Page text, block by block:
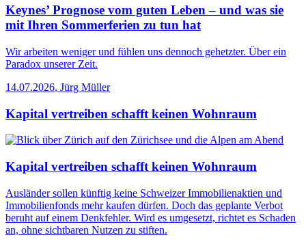
Keynes’ Prognose vom guten Leben – und was sie
mit Ihren Sommerferien zu tun hat
Wir arbeiten weniger und fühlen uns dennoch gehetzter. Über ein
Paradox unserer Zeit.
14.07.2026, Jürg Müller
Kapital vertreiben schafft keinen Wohnraum
Kapital vertreiben schafft keinen Wohnraum
Ausländer sollen künftig keine Schweizer Immobilienaktien und
Immobilienfonds mehr kaufen dürfen. Doch das geplante Verbot
beruht auf einem Denkfehler. Wird es umgesetzt, richtet es Schaden
an, ohne sichtbaren Nutzen zu stiften.